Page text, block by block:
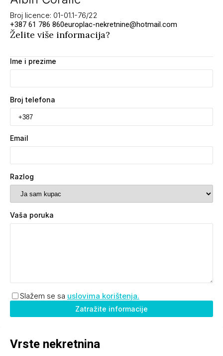
Broj licence: 01-01.1-76/22
+387 61 786 860europlac-nekretnine@hotmail.com
Želite više informacija?
Ime i prezime
Broj telefona
Email
Razlog
Vaša poruka
Slažem se sa uslovima korištenja.
Zatražite informacije
Vrste nekretnina